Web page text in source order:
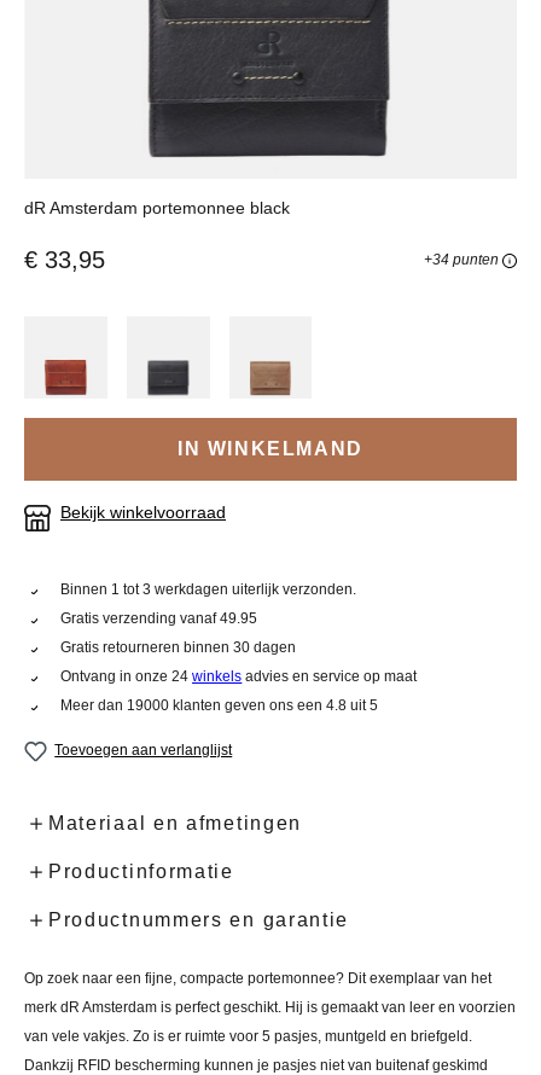
dR Amsterdam portemonnee black
€ 33,95 +34 punten
IN WINKELMAND
Bekijk winkelvoorraad
Binnen 1 tot 3 werkdagen uiterlijk verzonden.
Gratis verzending vanaf 49.95
Gratis retourneren binnen 30 dagen
Ontvang in onze 24winkels advies en service op maat
Meer dan 19000 klanten geven ons een 4.8 uit 5
Toevoegen aan verlanglijst
Materiaal en afmetingen
Productinformatie
Productnummers en garantie
Op zoek naar een fijne, compacte portemonnee? Dit exemplaar van het
merk dR Amsterdam is perfect geschikt. Hij is gemaakt van leer en voorzien
van vele vakjes. Zo is er ruimte voor 5 pasjes, muntgeld en briefgeld.
Dankzij RFID bescherming kunnen je pasjes niet van buitenaf geskimd